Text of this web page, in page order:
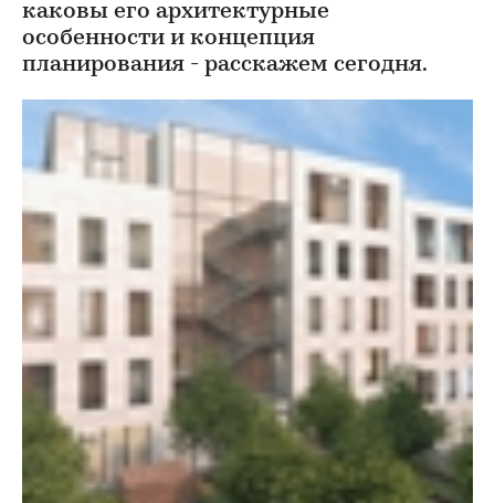
каковы его архитектурные
особенности и концепция
планирования - расскажем сегодня.